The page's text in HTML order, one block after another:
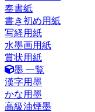
奉書紙
書き初め用紙
写経用紙
水墨画用紙
賞状用紙
墨 一覧
漢字用墨
かな用墨
高級油煙墨